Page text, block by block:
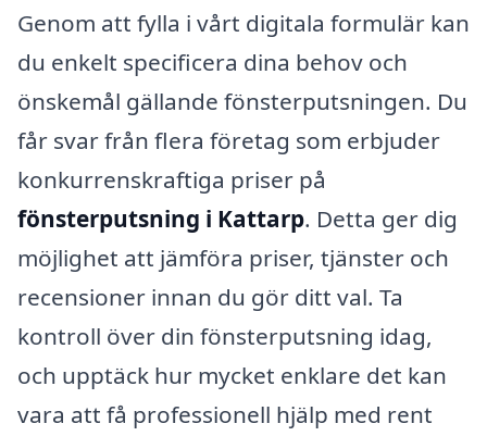
Genom att fylla i vårt digitala formulär kan
du enkelt specificera dina behov och
önskemål gällande fönsterputsningen. Du
får svar från flera företag som erbjuder
konkurrenskraftiga priser på
fönsterputsning i Kattarp. Detta ger dig
möjlighet att jämföra priser, tjänster och
recensioner innan du gör ditt val. Ta
kontroll över din fönsterputsning idag,
och upptäck hur mycket enklare det kan
vara att få professionell hjälp med rent